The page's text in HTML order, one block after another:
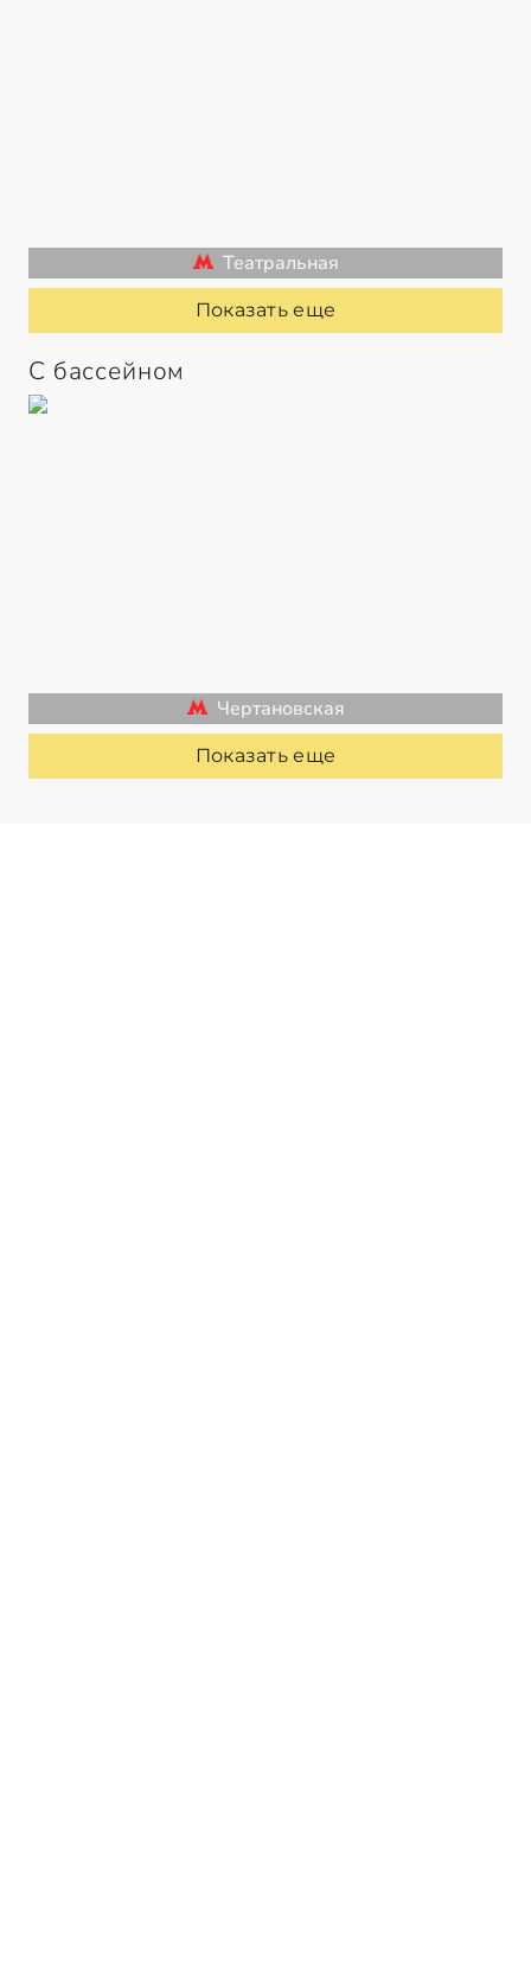
Театральная
Показать еще
С бассейном
Чертановская
Показать еще